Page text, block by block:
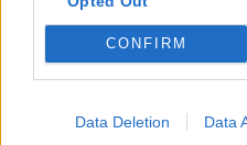
CONFIRM
Data Deletion Data
Kommenttiosio
sääntöihin.